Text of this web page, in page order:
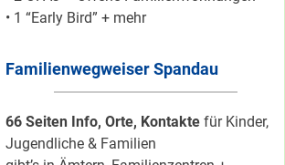
• 1 “Early Bird” + mehr
Familienwegweiser Spandau
66 Seiten Info, Orte, Kontakte für Kinder,
Jugendliche & Familien
Lokale Register-
Anlaufstelle in
Staaken